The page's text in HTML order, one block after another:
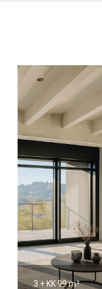
3 + KK99 m²